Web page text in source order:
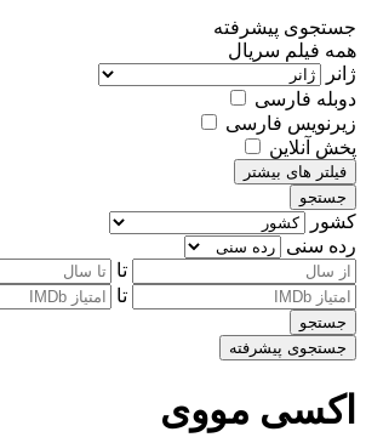
جستجوی پیشرفته
همه فیلم سریال
ژانر
دوبله فارسی
زیرنویس فارسی
پخش آنلاین
فیلتر های بیشتر
جستجو
کشور
رده سنی
تا
تا
جستجو
جستجوی پیشرفته
اکسی مووی